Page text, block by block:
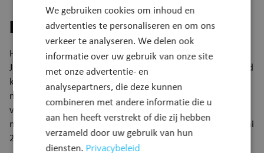
Beschrijving
Het levensverhaal van de beroemde zanger Michael
Jackson. Hij wordt beschouwd als de “King of Pop”. Aan bod
komen zijn kindertijd als de ster van de Jackson 5 en het
misbruik door zijn vader Joe Jackson. Verder is er aandacht
voor zijn hit Thriller, de aankoop van Neverland Valley en
nog meer tot zijn tragische en onverwachte dood op 25 juni
2009.
We gebruiken cookies om inhoud en
advertenties te personaliseren en om ons
verkeer te analyseren. We delen ook
informatie over uw gebruik van onze site
met onze advertentie- en
analysepartners, die deze kunnen
combineren met andere informatie die u
aan hen heeft verstrekt of die zij hebben
verzameld door uw gebruik van hun
diensten. Privacybeleid